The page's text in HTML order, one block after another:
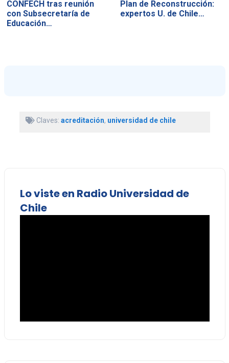
CONFECH tras reunión
con Subsecretaría de
Educación…
Plan de Reconstrucción:
expertos U. de Chile…
Claves: acreditación, universidad de chile
Lo viste en Radio Universidad de
Chile